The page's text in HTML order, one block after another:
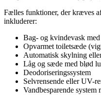
Fælles funktioner, der kræves
inkluderer:
Bag- og kvindevask
Opvarmet toiletsæde
Automatisk skylning
Låg og sæde med blød
Deodoriseringssystem
Selvrensende eller UV-
Vandbesparende system